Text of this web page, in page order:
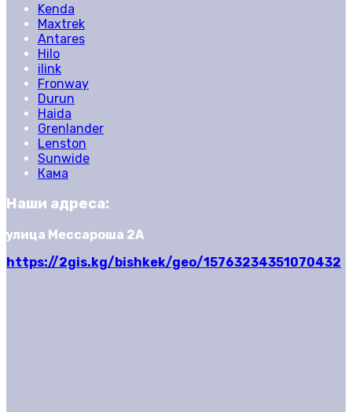
Kenda
Maxtrek
Antares
Hilo
ilink
Fronway
Durun
Haida
Grenlander
Lenston
Sunwide
Кама
Наши адреса:
улица Мессароша 2А
https://2gis.kg/bishkek/geo/15763234351070432